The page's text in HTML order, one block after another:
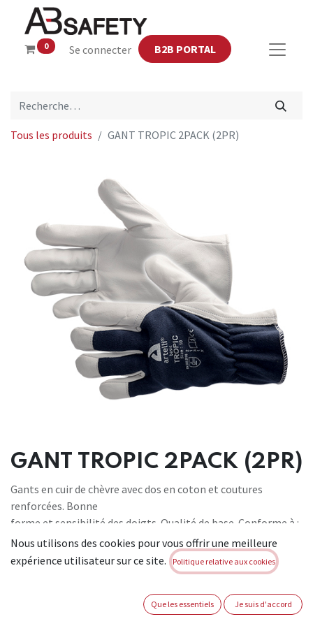
0 Se connecter B2B PORTAL
Tous les produits GANT TROPIC 2PACK (2PR)
GANT TROPIC 2PACK (2PR)
Gants en cuir de chèvre avec dos en coton et coutures
renforcées. Bonne
forme et sensibilité des doigts. Qualité de base. Conforme à :
EN 388:2016 2131X.
Brand:ARTELLI BASIC
Nous utilisons des cookies pour vous offrir une meilleure
expérience utilisateur sur ce site.
Politique relative aux cookies
Que les essentiels Je suis d'accord